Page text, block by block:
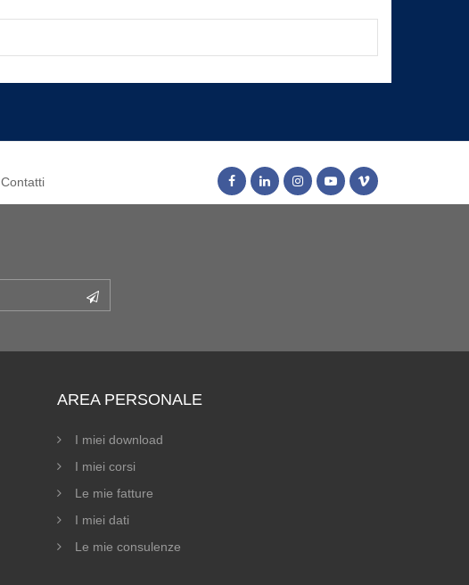
Contatti
AREA PERSONALE
I miei download
I miei corsi
Le mie fatture
I miei dati
Le mie consulenze